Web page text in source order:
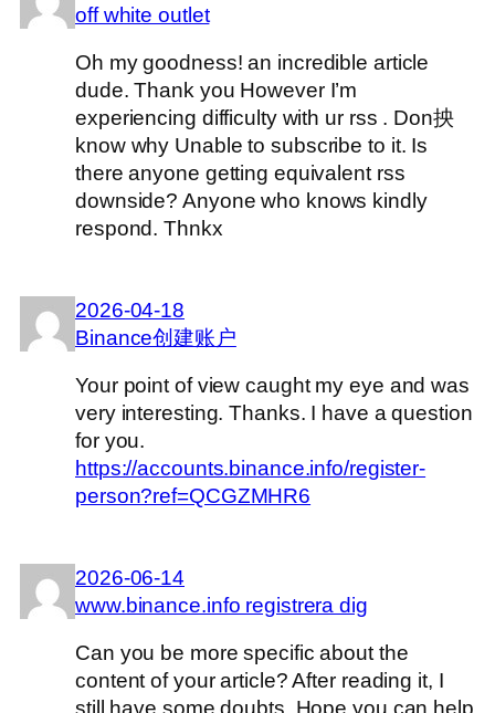
off white outlet
Oh my goodness! an incredible article
dude. Thank you However I’m
experiencing difficulty with ur rss . Don抰
know why Unable to subscribe to it. Is
there anyone getting equivalent rss
downside? Anyone who knows kindly
respond. Thnkx
2026-04-18
Binance创建账户
Your point of view caught my eye and was
very interesting. Thanks. I have a question
for you.
https://accounts.binance.info/register-
person?ref=QCGZMHR6
2026-06-14
www.binance.info registrera dig
Can you be more specific about the
content of your article? After reading it, I